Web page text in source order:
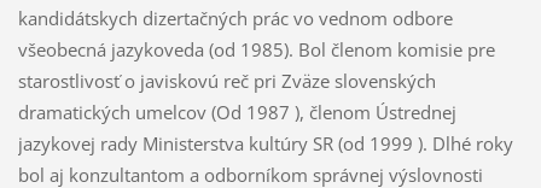
kandidátskych dizertačných prác vo vednom odbore
všeobecná jazykoveda (od 1985). Bol členom komisie pre
starostlivosť o javiskovú reč pri Zväze slovenských
dramatických umelcov (Od 1987 ), členom Ústrednej
jazykovej rady Ministerstva kultúry SR (od 1999 ). Dlhé roky
bol aj konzultantom a odborníkom správnej výslovnosti